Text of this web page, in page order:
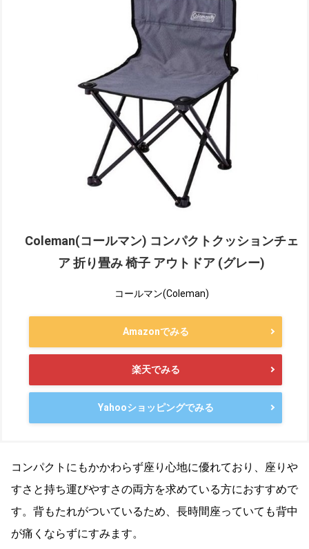
Coleman(コールマン) コンパクトクッションチェ
ア 折り畳み 椅子 アウトドア (グレー)
コールマン(Coleman)
Amazonでみる
楽天でみる
Yahooショッピングでみる
コンパクトにもかかわらず座り心地に優れており、座りや
すさと持ち運びやすさの両方を求めている方におすすめで
す。背もたれがついているため、長時間座っていても背中
が痛くならずにすみます。